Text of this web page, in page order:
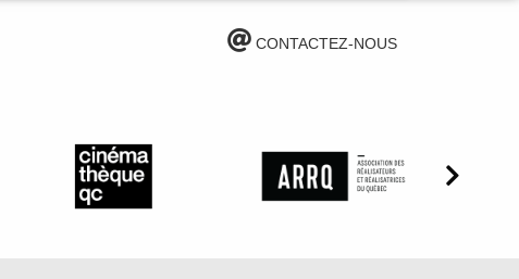
CONTACTEZ-NOUS